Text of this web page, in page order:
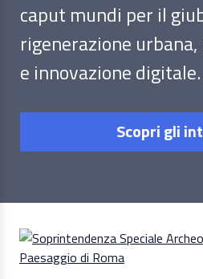
caput mundi per il
rigenerazione
e innovazione digitale.
Scopri gli